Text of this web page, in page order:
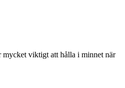
mycket viktigt att hålla i minnet när